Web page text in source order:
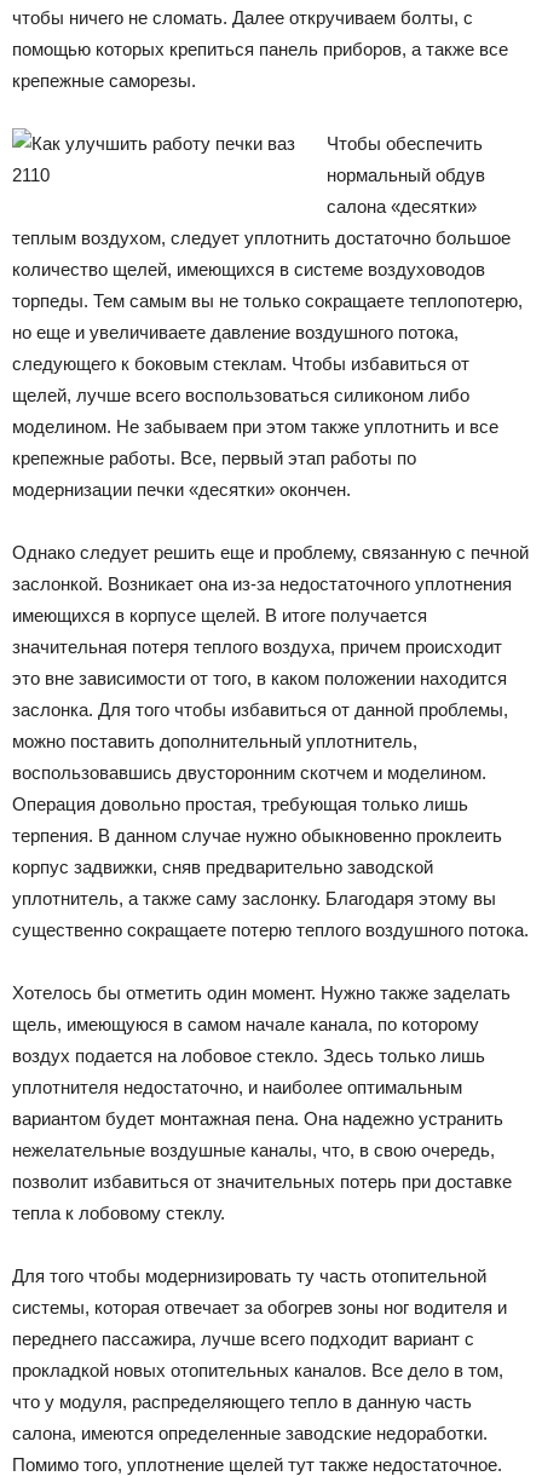
чтобы ничего не сломать. Далее откручиваем болты, с
помощью которых крепиться панель приборов, а также все
крепежные саморезы.
Чтобы обеспечить
нормальный обдув
салона «десятки»
теплым воздухом, следует уплотнить достаточно большое
количество щелей, имеющихся в системе воздуховодов
торпеды. Тем самым вы не только сокращаете теплопотерю,
но еще и увеличиваете давление воздушного потока,
следующего к боковым стеклам. Чтобы избавиться от
щелей, лучше всего воспользоваться силиконом либо
моделином. Не забываем при этом также уплотнить и все
крепежные работы. Все, первый этап работы по
модернизации печки «десятки» окончен.
Однако следует решить еще и проблему, связанную с печной
заслонкой. Возникает она из-за недостаточного уплотнения
имеющихся в корпусе щелей. В итоге получается
значительная потеря теплого воздуха, причем происходит
это вне зависимости от того, в каком положении находится
заслонка. Для того чтобы избавиться от данной проблемы,
можно поставить дополнительный уплотнитель,
воспользовавшись двусторонним скотчем и моделином.
Операция довольно простая, требующая только лишь
терпения. В данном случае нужно обыкновенно проклеить
корпус задвижки, сняв предварительно заводской
уплотнитель, а также саму заслонку. Благодаря этому вы
существенно сокращаете потерю теплого воздушного потока.
Хотелось бы отметить один момент. Нужно также заделать
щель, имеющуюся в самом начале канала, по которому
воздух подается на лобовое стекло. Здесь только лишь
уплотнителя недостаточно, и наиболее оптимальным
вариантом будет монтажная пена. Она надежно устранить
нежелательные воздушные каналы, что, в свою очередь,
позволит избавиться от значительных потерь при доставке
тепла к лобовому стеклу.
Для того чтобы модернизировать ту часть отопительной
системы, которая отвечает за обогрев зоны ног водителя и
переднего пассажира, лучше всего подходит вариант с
прокладкой новых отопительных каналов. Все дело в том,
что у модуля, распределяющего тепло в данную часть
салона, имеются определенные заводские недоработки.
Помимо того, уплотнение щелей тут также недостаточное.